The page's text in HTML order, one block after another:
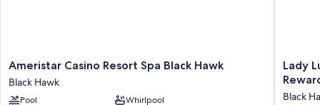
In den Gästebewertungen werden der Pool und das hilfsbereite
Personal in höchsten Tönen gelobt.
Ameristar
Casino
Resort
Spa
Ameristar Casino Resort Spa Black Hawk
Black Hawk
Pool
Whirlpool
Lady
Luck
Black
Lady
Black